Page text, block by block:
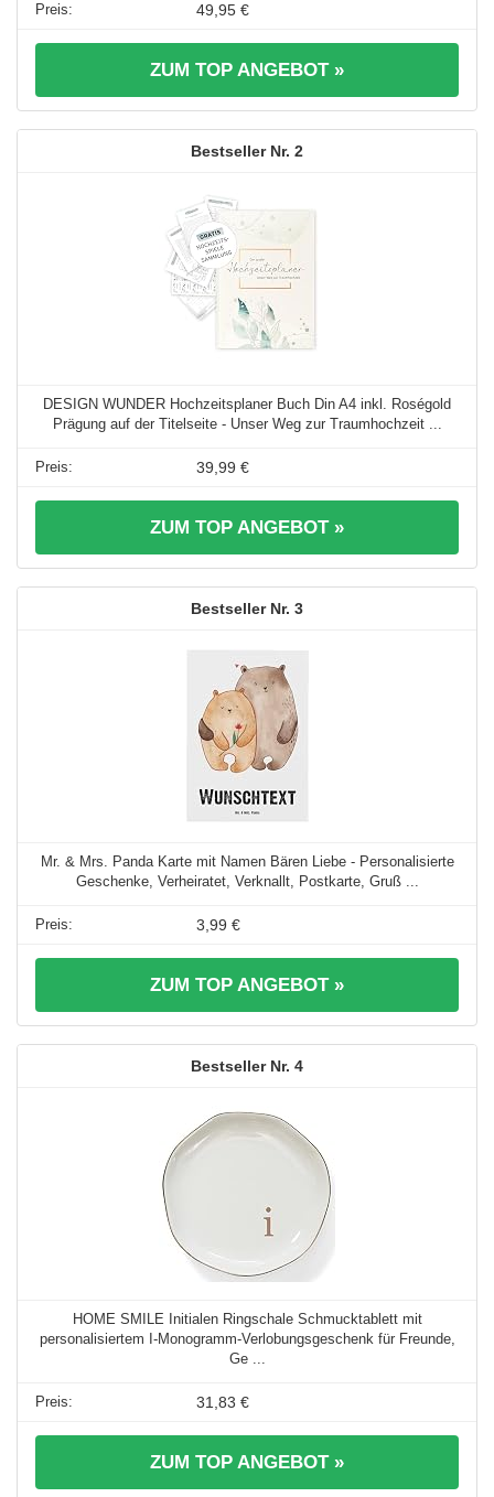
49,95 €
ZUM TOP ANGEBOT »
2
DESIGN WUNDER Hochzeitsplaner Buch Din A4 inkl. Roségold
Prägung auf der Titelseite - Unser Weg zur Traumhochzeit ...
39,99 €
ZUM TOP ANGEBOT »
3
Mr. & Mrs. Panda Karte mit Namen Bären Liebe - Personalisierte
Geschenke, Verheiratet, Verknallt, Postkarte, Gruß ...
3,99 €
ZUM TOP ANGEBOT »
4
HOME SMILE Initialen Ringschale Schmucktablett mit
personalisiertem I-Monogramm-Verlobungsgeschenk für Freunde,
Ge ...
31,83 €
ZUM TOP ANGEBOT »